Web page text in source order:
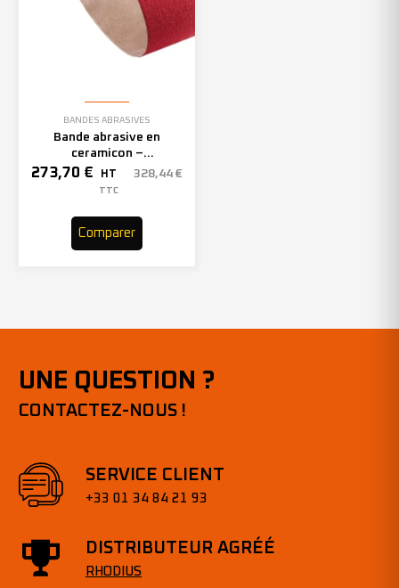
BANDES ABRASIVES
Bande abrasive en
ceramicon –
150mmx2000mm – Grain 40
– 305969 (x10)
273,70 € HT 328,44 €
TTC
Comparer
UNE QUESTION ?
CONTACTEZ-NOUS !
SERVICE CLIENT
+33 01 34 84 21 93
DISTRIBUTEUR AGRÉÉ
RHODIUS